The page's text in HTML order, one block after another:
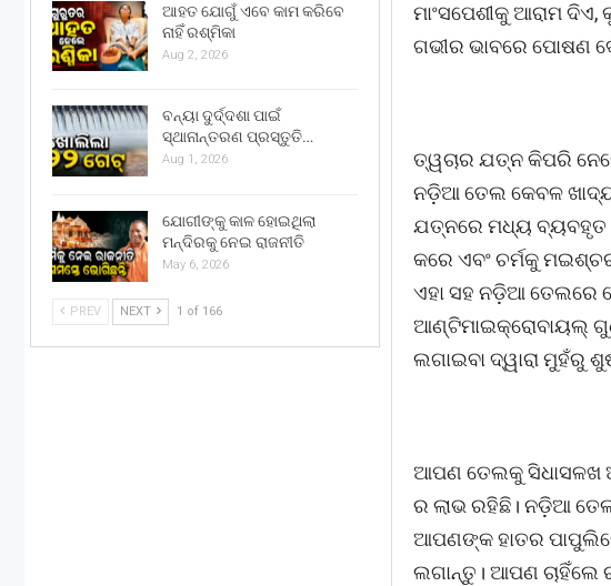
ମାଂସପେଶୀକୁ ଆରାମ
ଗଭୀର ଭାବରେ ପୋଷଣ
ତ୍ୱଚାର ଯତ୍ନ କିପରି
ନଡ଼ିଆ ତେଲ କେବଳ
ଯତ୍ନରେ ମଧ୍ୟ ବ୍ୟବହୃତ
କରେ ଏବଂ ଚର୍ମକୁ
ଏହା ସହ ନଡ଼ିଆ ତେଲରେ
ଆଣ୍ଟିମାଇକ୍ରୋବାୟଲ୍
ଲଗାଇବା ଦ୍ୱାରା ମୁହଁରୁ
ଆପଣ ତେଲକୁ ସିଧାସଳଖ
ର ଲାଭ ରହିଛି। ନଡ଼ିଆ
ଆପଣଙ୍କ ହାତର
ଲଗାନ୍ତୁ। ଆପଣ ଚାହିଁଲେ
ଆହତ ଯୋଗୁଁ ଏବେ କାମ କରିବେ
ନାହିଁ ରଶ୍ମିକା
Aug 2, 2026
ବନ୍ୟା ଦୁର୍ଦ୍ଦଶା ପାଇଁ
ସ୍ଥାନାନ୍ତରଣ ପ୍ରସ୍ତୁତି…
Aug 1, 2026
ଯୋଗୀଙ୍କୁ କାଳ ହୋଇଥିଲା
ମନ୍ଦିରକୁ ନେଇ ରାଜନୀତି
May 6, 2026
PREV NEXT 1 of 166